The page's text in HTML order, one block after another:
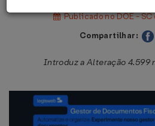
Publicado no DOE - SC
Compartilhar:
Introduz a Alteração 4.599